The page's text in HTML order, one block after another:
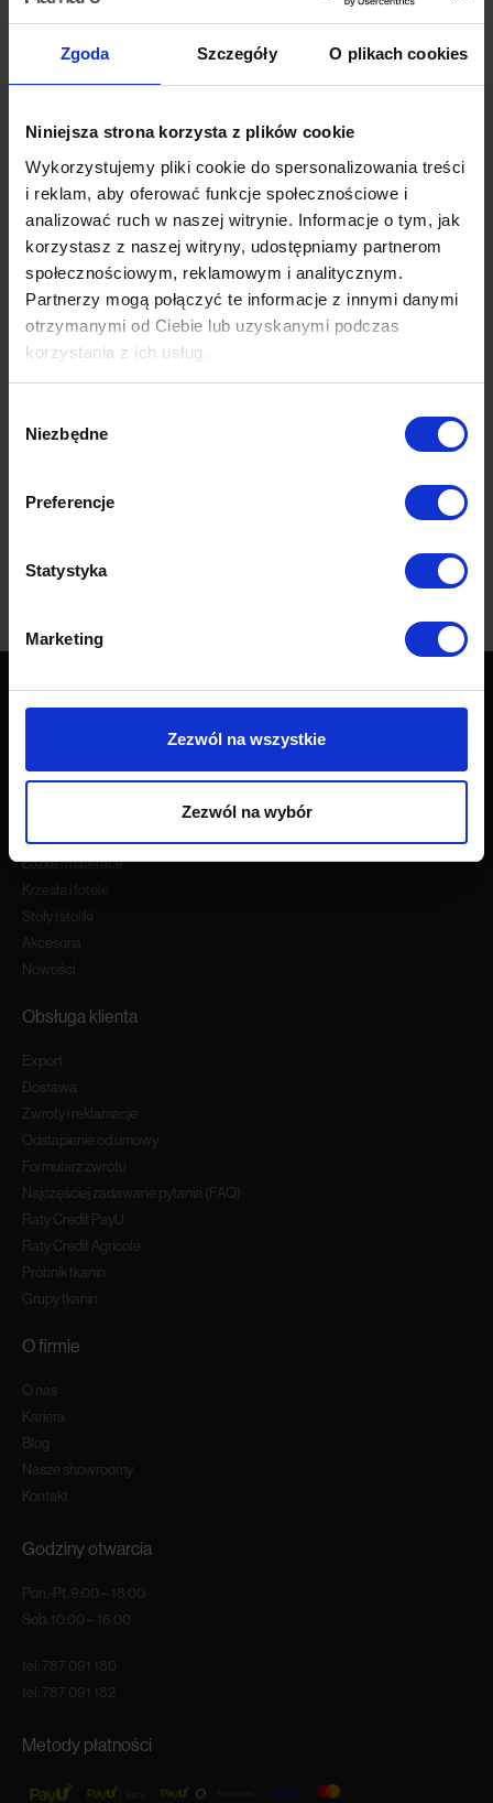
Zgoda Szczegóły O plikach cookies
Niniejsza strona korzysta z plików cookie
Wykorzystujemy pliki cookie do spersonalizowania treści
i reklam, aby oferować funkcje społecznościowe i
analizować ruch w naszej witrynie. Informacje o tym, jak
korzystasz z naszej witryny, udostępniamy partnerom
społecznościowym, reklamowym i analitycznym.
Partnerzy mogą połączyć te informacje z innymi danymi
otrzymanymi od Ciebie lub uzyskanymi podczas
korzystania z ich usług.
zgody
Niezbędne
Preferencje
Statystyka
Marketing
Zezwól na wszystkie
Zezwól na wybór
których możemy stworzyć Twój mebel. Jeśli potrzebujesz
dodatkowych próbników tkanin lub chcesz zmienić konfigurację
mebla lub ilość modułów skontaktuj się z naszym biurem obsługi.
787 091 180
Opis produktu
Dane techniczne
Opinie (0)
Wszystkie produkty
Łóżka i materace
Krzesła i fotele
Stoły i stoliki
Akcesoria
Nowości
Obsługa klienta
Export
Dostawa
Zwroty i reklamacje
Odstapienie od umowy
Formularz zwrotu
Najczęściej zadawane pytania (FAQ)
Raty Credit PayU
Raty Credit Agricole
Próbnik tkanin
Grupy tkanin
O firmie
O nas
Kariera
Blog
Nasze showroomy
Kontakt
Godziny otwarcia
Pon.-Pt. 9:00 – 18:00
Sob. 10:00 – 16:00
tel: 787 091 180
tel: 787 091 182
Metody płatności